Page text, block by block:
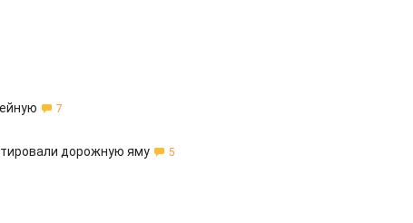
7
дорожную яму 5